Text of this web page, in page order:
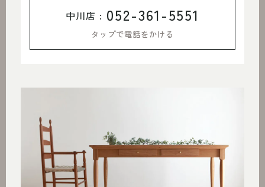
中川店 : 052-361-5551
タップで電話をかける